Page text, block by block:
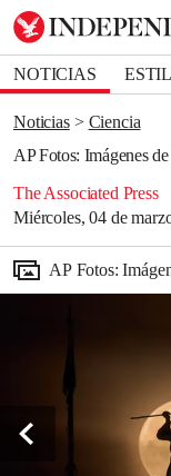
NOTICIAS
DEPORTES
Noticias
Ciencia
AP Fotos: Imágenes
The Associated Press
Miércoles, 04 de
Bookmark
Removed from
Close popover
AP Fotos: